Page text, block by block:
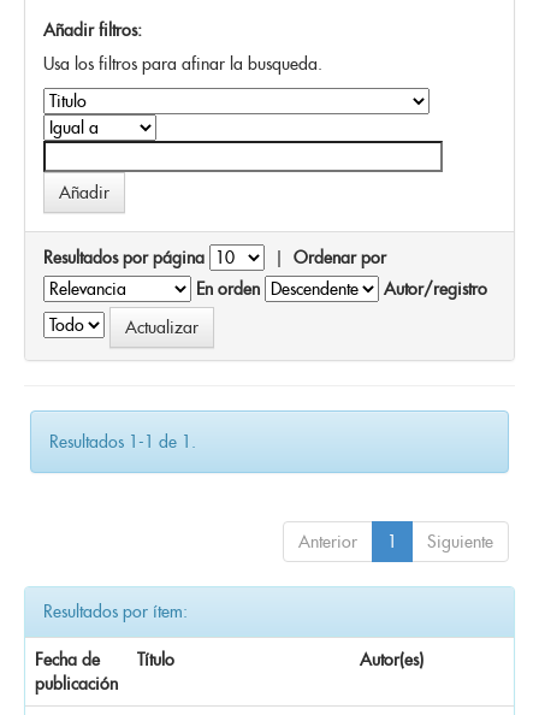
Añadir filtros:
Usa los filtros para afinar la busqueda.
Resultados por página | Ordenar por
En orden
Autor/registro
Resultados 1-1 de 1.
Anterior 1 Siguiente
Resultados por ítem:
Fecha de
publicación
Título Autor(es)